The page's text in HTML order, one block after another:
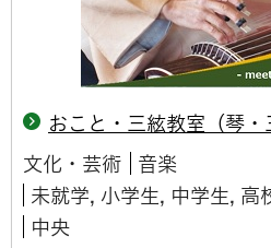
おこと・三絃教室（琴・
文化・芸術
音楽
未就学, 小学生, 中学生, 高
中央